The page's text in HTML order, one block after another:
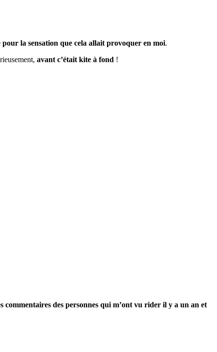
pour la sensation que cela allait provoquer en moi.
avant c’était kite à fond !
commentaires des personnes qui m’ont vu rider il y a un an et